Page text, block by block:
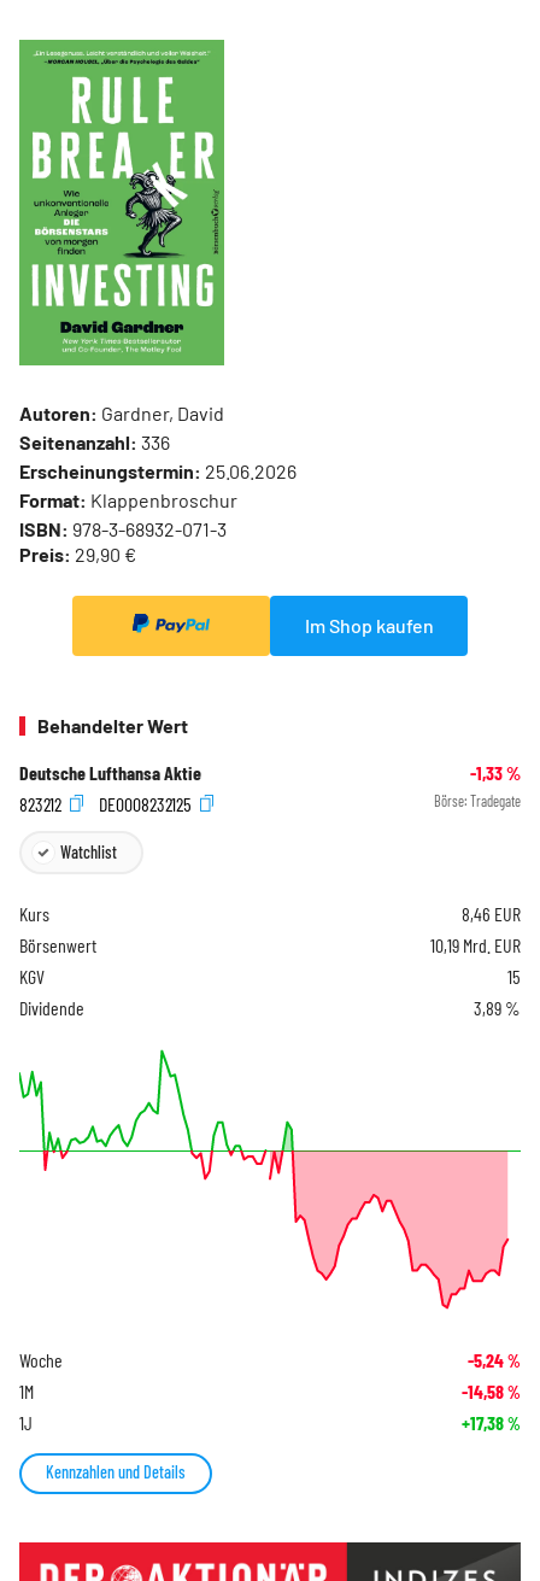
Autoren: Gardner, David
Seitenanzahl: 336
Erscheinungstermin: 25.06.2026
Format: Klappenbroschur
ISBN: 978-3-68932-071-3
Preis: 29,90 €
Im Shop kaufen
Behandelter Wert
Deutsche Lufthansa Aktie -1,33%
823212
DE0008232125 Börse: Tradegate
Watchlist
Kurs 8,46 EUR
Börsenwert
10,19 Mrd. EUR
KGV
15
Dividende
3,89 %
Woche -5,24%
1M -14,58%
1J +17,38%
Kennzahlen und Details